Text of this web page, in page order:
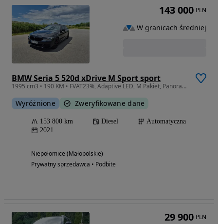
BMW Seria 5 520d xDrive M Sport sport
1995 cm3 • 190 KM • FVAT23%, Adaptive LED, M Pakiet, Panorama, Wentylowane fotele
Wyróżnione Zweryfikowane dane
153 800 km Diesel
Automatyczna
2021
Niepołomice (Małopolskie)
Prywatny sprzedawca • Podbite
143 000 PLN
W granicach średniej
29 900 PLN